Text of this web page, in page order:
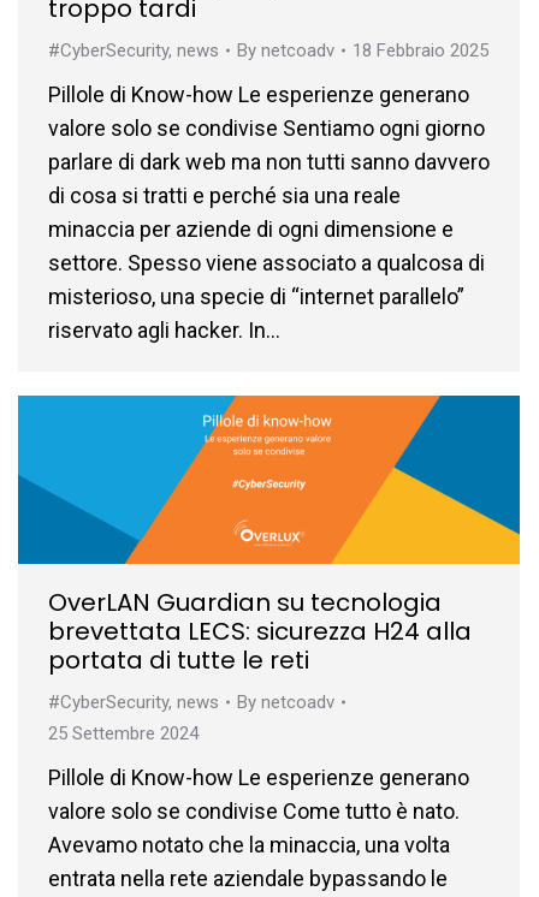
troppo tardi
#CyberSecurity, news By netcoadv 18 Febbraio 2025
Pillole di Know-how Le esperienze generano
valore solo se condivise Sentiamo ogni giorno
parlare di dark web ma non tutti sanno davvero
di cosa si tratti e perché sia una reale
minaccia per aziende di ogni dimensione e
settore. Spesso viene associato a qualcosa di
misterioso, una specie di “internet parallelo”
riservato agli hacker. In…
OverLAN Guardian su tecnologia
brevettata LECS: sicurezza H24 alla
portata di tutte le reti
#CyberSecurity, news By netcoadv
25 Settembre 2024
Pillole di Know-how Le esperienze generano
valore solo se condivise Come tutto è nato.
Avevamo notato che la minaccia, una volta
entrata nella rete aziendale bypassando le